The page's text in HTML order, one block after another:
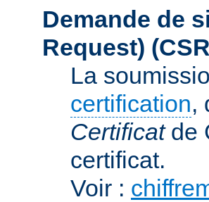
Demande de
Request)
La
certification,
Certificatde
certificat.
Voir :